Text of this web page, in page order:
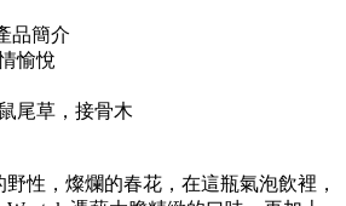
品簡介
愉悅
尾草，接骨木
性，燦爛的春花，在這瓶氣泡飲裡，